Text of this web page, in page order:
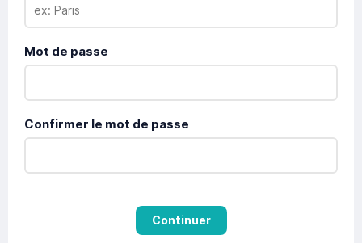
Mot de passe
Confirmer le mot de passe
Continuer